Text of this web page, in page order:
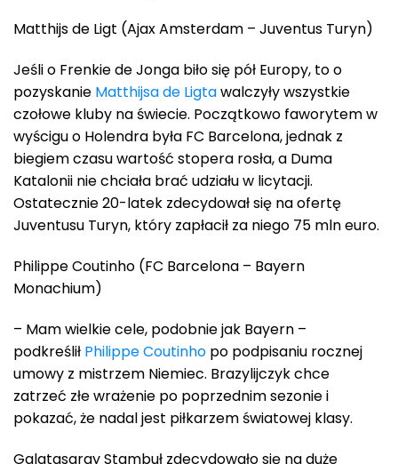
Matthijs de Ligt (Ajax Amsterdam – Juventus Turyn)
Jeśli o Frenkie de Jonga biło się pół Europy, to o
pozyskanie Matthijsa de Ligtawalczyły wszystkie
czołowe kluby na świecie. Początkowo faworytem w
wyścigu o Holendra była FC Barcelona, jednak z
biegiem czasu wartość stopera rosła, a Duma
Katalonii nie chciała brać udziału w licytacji.
Ostatecznie 20-latek zdecydował się na ofertę
Juventusu Turyn, który zapłacił za niego 75 mln euro.
Philippe Coutinho (FC Barcelona – Bayern
Monachium)
– Mam wielkie cele, podobnie jak Bayern –
podkreślił Philippe Coutinho po podpisaniu rocznej
umowy z mistrzem Niemiec. Brazylijczyk chce
zatrzeć złe wrażenie po poprzednim sezonie i
pokazać, że nadal jest piłkarzem światowej klasy.
Galatasaray Stambuł zdecydowało się na duże